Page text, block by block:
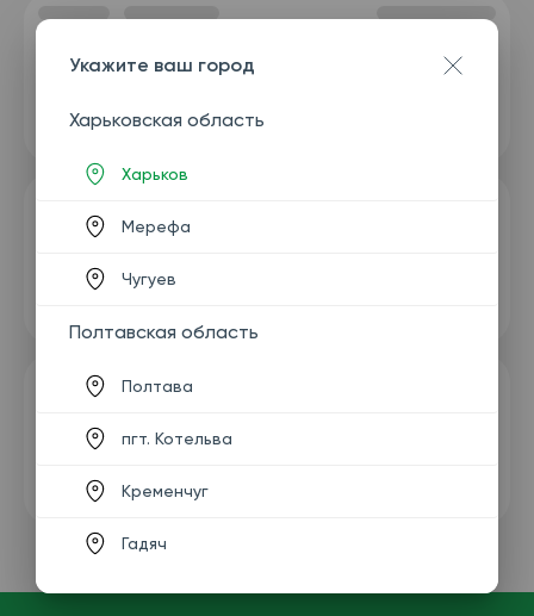
Укажите ваш город
Харьковская область
Харьков
Мерефа
Чугуев
Полтавская область
Полтава
пгт. Котельва
Кременчуг
Гадяч